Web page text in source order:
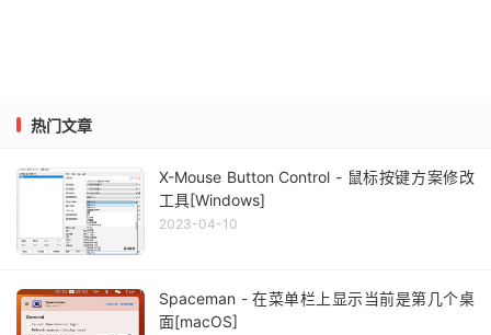
热门文章
X-Mouse Button Control - 鼠标按键方案修改
工具[Windows]
2023-04-10
Spaceman - 在菜单栏上显示当前是第几个桌
面[macOS]